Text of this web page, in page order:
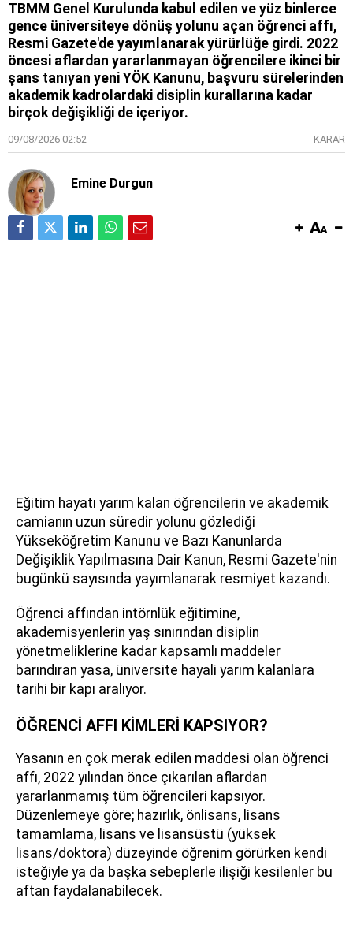
TBMM Genel Kurulunda kabul edilen ve yüz binlerce
gence üniversiteye dönüş yolunu açan öğrenci affı,
Resmi Gazete'de yayımlanarak yürürlüğe girdi. 2022
öncesi aflardan yararlanmayan öğrencilere ikinci bir
şans tanıyan yeni YÖK Kanunu, başvuru sürelerinden
akademik kadrolardaki disiplin kurallarına kadar
birçok değişikliği de içeriyor.
09/08/2026 02:52 KARAR
Emine Durgun
Eğitim hayatı yarım kalan öğrencilerin ve akademik
camianın uzun süredir yolunu gözlediği
Yükseköğretim Kanunu ve Bazı Kanunlarda
Değişiklik Yapılmasına Dair Kanun, Resmi Gazete'nin
bugünkü sayısında yayımlanarak resmiyet kazandı.
Öğrenci affından intörnlük eğitimine,
akademisyenlerin yaş sınırından disiplin
yönetmeliklerine kadar kapsamlı maddeler
barındıran yasa, üniversite hayali yarım kalanlara
tarihi bir kapı aralıyor.
ÖĞRENCİ AFFI KİMLERİ KAPSIYOR?
Yasanın en çok merak edilen maddesi olan öğrenci
affı, 2022 yılından önce çıkarılan aflardan
yararlanmamış tüm öğrencileri kapsıyor.
Düzenlemeye göre; hazırlık, önlisans, lisans
tamamlama, lisans ve lisansüstü (yüksek
lisans/doktora) düzeyinde öğrenim görürken kendi
isteğiyle ya da başka sebeplerle ilişiği kesilenler bu
aftan faydalanabilecek.